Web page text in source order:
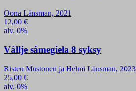
Oona Länsman, 2021
12,00 €
alv. 0%
Vállje sámegiela 8 syksy
Risten Mustonen ja Helmi Länsman, 2023
25,00 €
alv. 0%